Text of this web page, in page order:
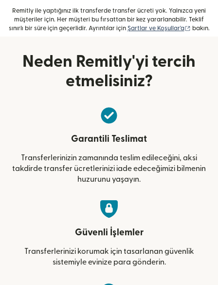
Remitly ile yaptığınız ilk transferde transfer ücreti yok. Yalnızca yeni
müşteriler için. Her müşteri bu fırsattan bir kez yararlanabilir. Teklif
sınırlı bir süre için geçerlidir. Ayrıntılar için Şartlar ve Koşullar'a (yeni
bakın.
Neden Remitly'yi tercih
etmelisiniz?
Garantili Teslimat
Transferlerinizin zamanında teslim edileceğini, aksi
takdirde transfer ücretlerinizi iade edeceğimizi bilmenin
huzurunu yaşayın.
Güvenli İşlemler
Transferlerinizi korumak için tasarlanan güvenlik
sistemiyle evinize para gönderin.